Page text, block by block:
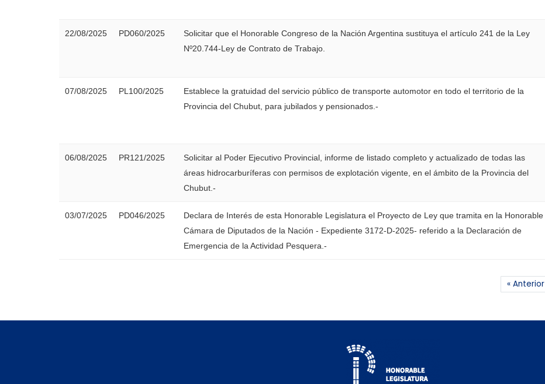
22/08/2025 PD060/2025
Solicitar que el Honorable Congreso de la Nación Argentina sustituya el artículo 241 de la Ley
Nº20.744-Ley de Contrato de Trabajo.
07/08/2025 PL100/2025
Establece la gratuidad del servicio público de transporte automotor en todo el territorio de la
Provincia del Chubut, para jubilados y pensionados.-
06/08/2025 PR121/2025
Solicitar al Poder Ejecutivo Provincial, informe de listado completo y actualizado de todas las
áreas hidrocarburíferas con permisos de explotación vigente, en el ámbito de la Provincia del
Chubut.-
03/07/2025 PD046/2025
Declara de Interés de esta Honorable Legislatura el Proyecto de Ley que tramita en la Honorable
Cámara de Diputados de la Nación - Expediente 3172-D-2025- referido a la Declaración de
Emergencia de la Actividad Pesquera.-
« Anterior